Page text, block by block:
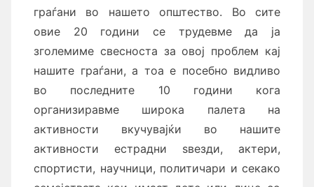
граѓани во нашето општество. Во сите
овие 20 години се трудевме да ја
зголемиме свесноста за овој проблем кај
нашите граѓани, а тоа е посебно видливо
во последните 10 години кога
организиравме широка палета на
активности вкучувајќи во нашите
активности естрадни ѕвезди, актери,
спортисти, научници, политичари и секако